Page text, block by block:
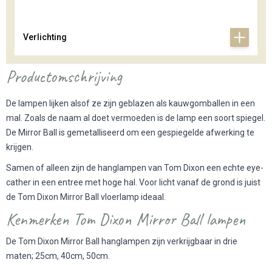
Verlichting
Productomschrijving
De lampen lijken alsof ze zijn geblazen als kauwgomballen in een
mal. Zoals de naam al doet vermoeden is de lamp een soort spiegel.
De Mirror Ball is gemetalliseerd om een gespiegelde afwerking te
krijgen.
Samen of alleen zijn de hanglampen van Tom Dixon een echte eye-
cather in een entree met hoge hal. Voor licht vanaf de grond is juist
de Tom Dixon Mirror Ball vloerlamp ideaal.
Kenmerken Tom Dixon Mirror Ball lampen
De Tom Dixon Mirror Ball hanglampen zijn verkrijgbaar in drie
maten; 25cm, 40cm, 50cm.